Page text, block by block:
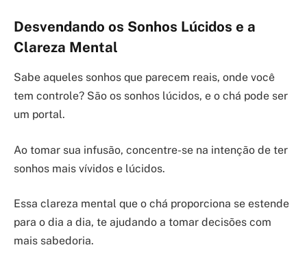
Desvendando os Sonhos Lúcidos e a
Clareza Mental
Sabe aqueles sonhos que parecem reais, onde você
tem controle? São os sonhos lúcidos, e o chá pode ser
um portal.
Ao tomar sua infusão, concentre-se na intenção de ter
sonhos mais vívidos e lúcidos.
Essa clareza mental que o chá proporciona se estende
para o dia a dia, te ajudando a tomar decisões com
mais sabedoria.